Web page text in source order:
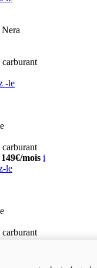
carburant
-le
carburant
mois i
le
carburant